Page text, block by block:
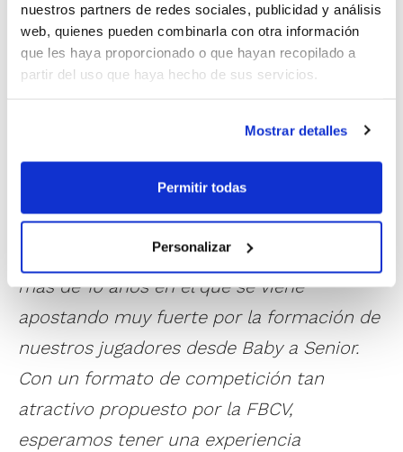
nuestros partners de redes sociales, publicidad y análisis
web, quienes pueden combinarla con otra información
que les haya proporcionado o que hayan recopilado a
partir del uso que haya hecho de sus servicios.
Mostrar detalles
Permitir todas
Personalizar
Toni Leyton – CB Bétera
Afrontamos esta Copa Autonómica con el
entusiasmo e ilusión de un proyecto de
más de 10 años en el que se viene
apostando muy fuerte por la formación de
nuestros jugadores desde Baby a Senior.
Con un formato de competición tan
atractivo propuesto por la FBCV,
esperamos tener una experiencia